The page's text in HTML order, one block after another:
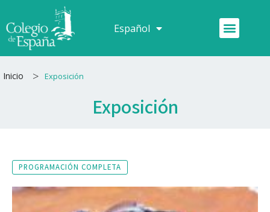
al
contenido
Español
Français Menú
Inicio > Exposición
Exposición
PROGRAMACIÓN COMPLETA